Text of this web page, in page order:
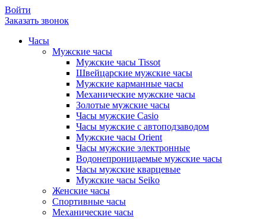
Войти
Заказать звонок
Часы
Мужские часы
Мужские часы Tissot
Швейцарские мужские часы
Мужские карманные часы
Механические мужские часы
Золотые мужские часы
Часы мужские Casio
Часы мужские с автоподзаводом
Мужские часы Orient
Часы мужские электронные
Водонепроницаемые мужские часы
Часы мужские кварцевые
Мужские часы Seiko
Женские часы
Спортивные часы
Механические часы